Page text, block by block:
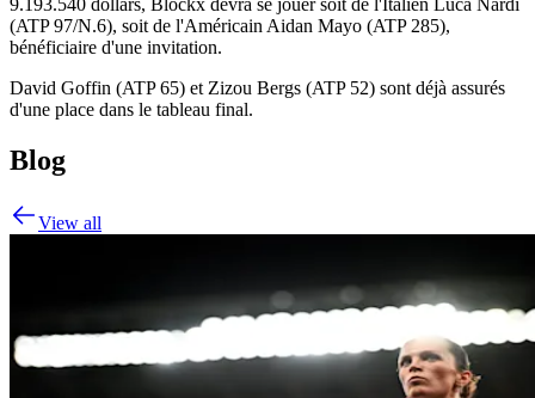
9.193.540 dollars, Blockx devra se jouer soit de l'Italien Luca Nardi
(ATP 97/N.6), soit de l'Américain Aidan Mayo (ATP 285),
bénéficiaire d'une invitation.
David Goffin (ATP 65) et Zizou Bergs (ATP 52) sont déjà assurés
d'une place dans le tableau final.
Blog
View all